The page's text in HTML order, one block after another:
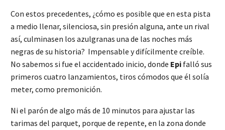
Con estos precedentes, ¿cómo es posible que en esta pista
a medio llenar, silenciosa, sin presión alguna, ante un rival
así, culminasen los azulgranas una de las noches más
negras de su historia? Impensable y difícilmente creíble.
No sabemos si fue el accidentado inicio, donde Epi falló sus
primeros cuatro lanzamientos, tiros cómodos que él solía
meter, como premonición.
Ni el parón de algo más de 10 minutos para ajustar las
tarimas del parquet, porque de repente, en la zona donde